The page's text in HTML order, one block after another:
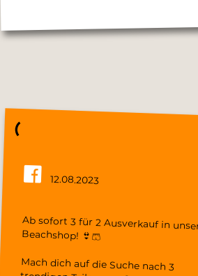
12.08.2023
Ab sofort 3 für 2 Ausverkauf in
Beachshop! 👙🩳
Mach dich auf die Suche nach 3
trendigen Teilen von O'Neill, Reef, Roxy
und Quiksilver und erhalte 1 davon